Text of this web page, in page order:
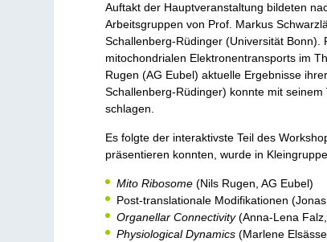
Auftakt der Hauptveranstaltung bildeten
Arbeitsgruppen von Prof. Markus
Schallenberg-Rüdinger (Universität
mitochondrialen Elektronentransports im
Rugen (AG Eubel) aktuelle Ergebnisse
Schallenberg-Rüdinger) konnte mit
schlagen.
Es folgte der interaktivste Teil des
präsentieren konnten, wurde in
Mito Ribosome(Nils Rugen, AG Eubel)
Post-translationale Modifikationen
Organellar Connectivity(Anna-Lena
Physiological Dynamics (Marlene